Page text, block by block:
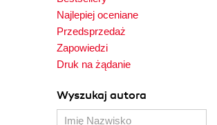
Najlepiej oceniane
Przedsprzedaż
Zapowiedzi
Druk na żądanie
Wyszukaj autora